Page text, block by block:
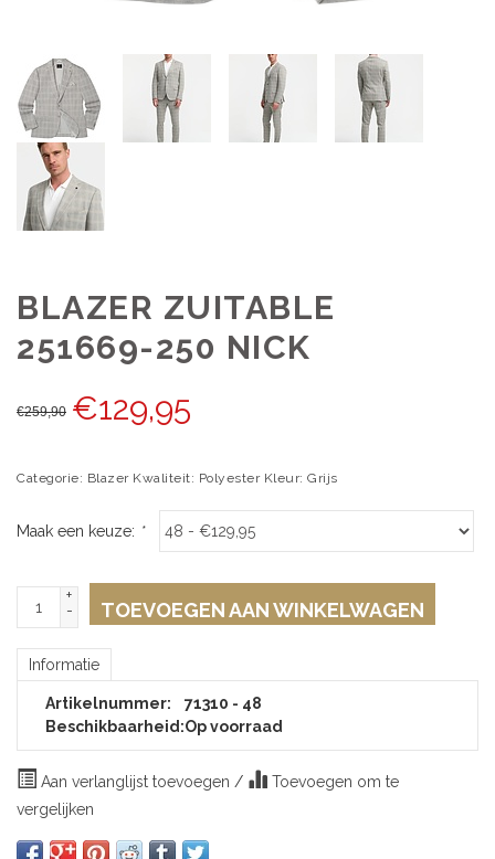
BLAZER ZUITABLE
251669-250 NICK
€259,90 €129,95
Categorie: Blazer Kwaliteit: Polyester Kleur: Grijs
Maak een keuze: *
+
-
TOEVOEGEN AAN WINKELWAGEN
Informatie
Artikelnummer:
71310 - 48
Beschikbaarheid:Op voorraad
Aan verlanglijst toevoegen /
Toevoegen om te
vergelijken